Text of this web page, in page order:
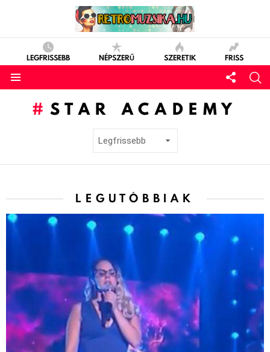
LEGFRISSEBB NÉPSZERŰ SZERETIK FRISS
STAR ACADEMY
LEGUTÓBBIAK